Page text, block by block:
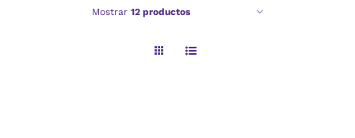
Mostrar 12 productos